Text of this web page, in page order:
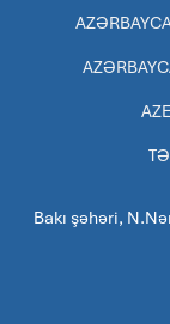
Bakı şəhəri,